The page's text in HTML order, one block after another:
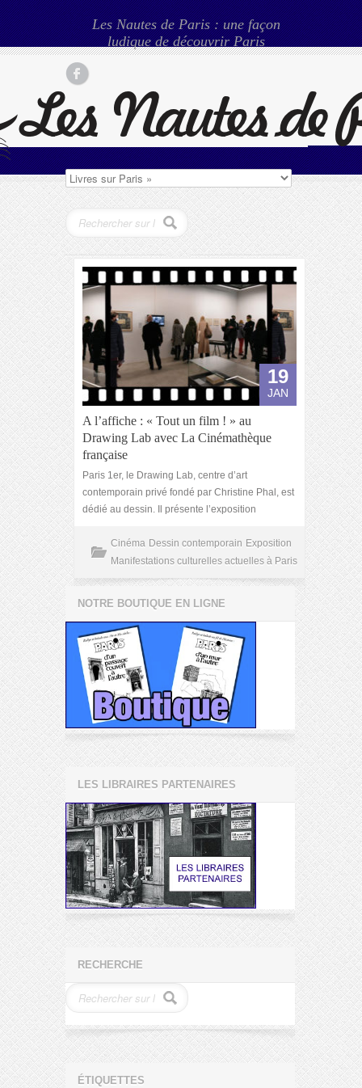
Les Nautes de Paris : une façon
ludique de découvrir Paris
19
JAN
A l’affiche : « Tout un film ! » au
Drawing Lab avec La Cinémathèque
française
Paris 1er, le Drawing Lab, centre d’art
contemporain privé fondé par Christine Phal, est
dédié au dessin. Il présente l’exposition
Cinéma Dessin contemporain Exposition
Manifestations culturelles actuelles à Paris
NOTRE BOUTIQUE EN LIGNE
LES LIBRAIRES PARTENAIRES
RECHERCHE
ÉTIQUETTES